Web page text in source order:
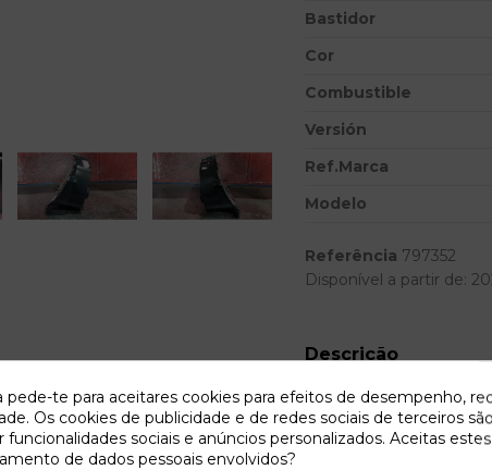
Bastidor
Cor
Combustible
Versión
Ref.Marca
Modelo
Referência 797352
Disponível a partir de:
Descrição
Recambio de cuadro
09228753EB
pede-te para aceitares cookies para efeitos de desempenho,
Os cookies de publicidade e de redes sociais de terceiros
funcionalidades sociais e anúncios personalizados. Aceitas
de dados pessoais envolvidos?